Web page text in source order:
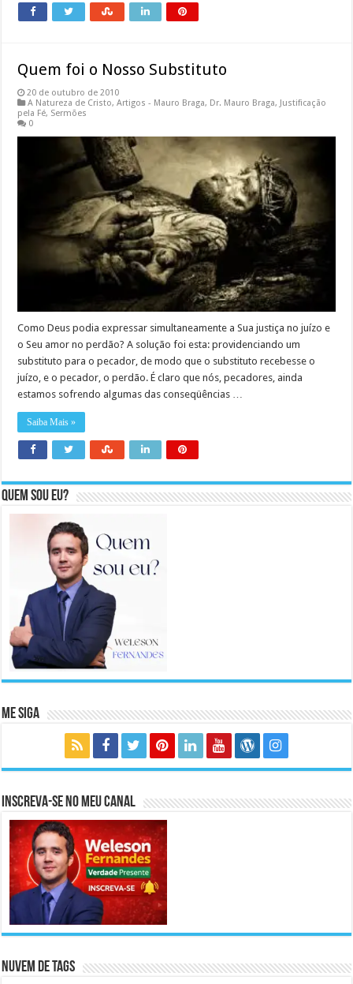
Quem foi o Nosso Substituto
20 de outubro de 2010
A Natureza de Cristo,Artigos - Mauro Braga, Dr. Mauro Braga,
Justificação
pela Fé, Sermões
0
Como Deus podia expressar simultaneamente a Sua justiça no juízo e
o Seu amor no perdão? A solução foi esta: providenciando um
substituto para o pecador, de modo que o substituto recebesse o
juízo, e o pecador, o perdão. É claro que nós, pecadores, ainda
estamos sofrendo algumas das conseqüências …
Saiba Mais »
Quem sou eu?
Me Siga
Inscreva-se no meu canal
Nuvem de Tags